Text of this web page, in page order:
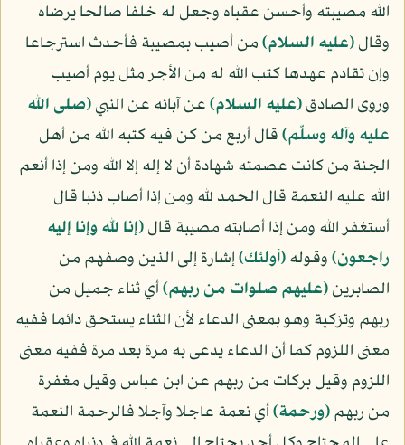
الله مصيبته وأحسن عقباه وجعل له خلفا صالحا يرضاه
وقال(عليه السلام)من أصيب بمصيبة فأحدث استرجاعا
وإن تقادم عهدها كتب الله له من الأجر مثل يوم أصيب
وروى الصادق(عليه السلام)عن آبائه عن النبي(صلى الله
عليه وآله وسلّم)قال أربع من كن فيه كتبه الله من أهل
الجنة من كانت عصمته شهادة أن لا إله إلا الله ومن إذا أنعم
الله عليه النعمة قال الحمد لله ومن إذا أصاب ذنبا قال
أستغفر الله ومن إذا أصابته مصيبة قال﴿إنا لله وإنا إليه
راجعون﴾وقوله﴿أولئك﴾إشارة إلى الذين وصفهم من
الصابرين﴿عليهم صلوات من ربهم﴾أي ثناء جميل من
ربهم وتزكية وهو بمعنى الدعاء لأن الثناء يستحق دائما ففيه
معنى اللزوم كما أن الدعاء يدعى به مرة بعد مرة ففيه معنى
اللزوم وقيل بركات من ربهم عن ابن عباس وقيل مغفرة
من ربهم﴿ورحمة﴾أي نعمة عاجلا وآجلا فالرحمة النعمة